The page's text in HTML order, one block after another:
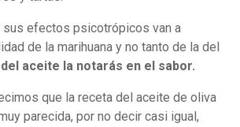
sus efectos psicotrópicos van a
de la marihuana y no tanto de la del
aceite la notarás en el sabor.
que la receta del aceite de oliva
parecida, por no decir casi igual,